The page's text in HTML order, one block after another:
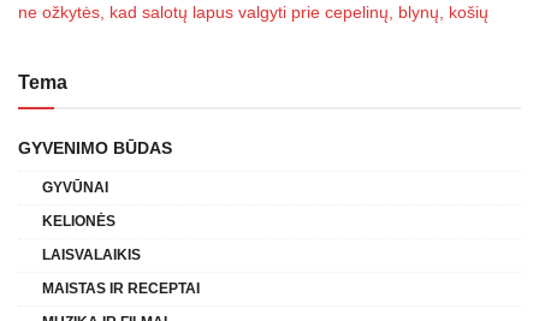
ne ožkytės, kad salotų lapus valgyti prie cepelinų, blynų, košių
Tema
GYVENIMO BŪDAS
GYVŪNAI
KELIONĖS
LAISVALAIKIS
MAISTAS IR RECEPTAI